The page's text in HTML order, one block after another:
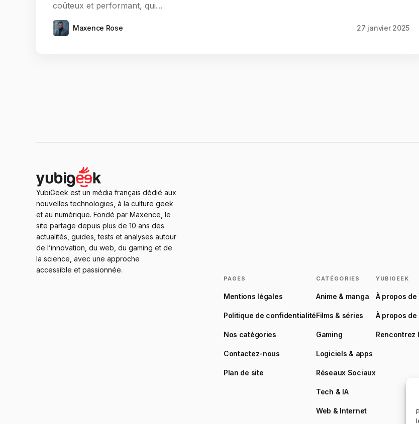
coûteux et performant, qui…
Maxence Rose 27 janvier 2025
YubiGeek est un média français dédié aux
nouvelles technologies, à la culture geek
et au numérique. Fondé par Maxence, le
site partage depuis plus de 10 ans des
actualités, guides, tests et analyses autour
de l’innovation, du web, du gaming et de
la science, avec une approche
accessible et passionnée.
PAGES
Mentions légales
Politique de confidentialité
Nos catégories
Contactez-nous
Plan de site
CATÉGORIES
Anime & manga
Films & séries
Gaming
Logiciels & apps
Réseaux Sociaux
Tech & IA
Web & Internet
YUBIGEEK
À propos de
À propos
Rencontrez